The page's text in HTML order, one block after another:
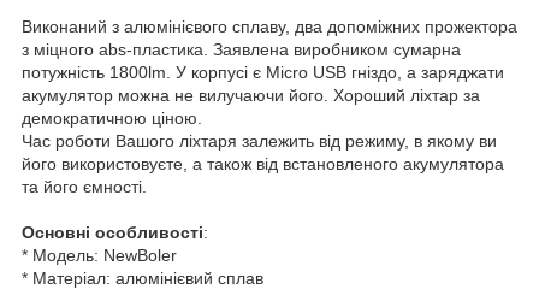
Виконаний з алюмінієвого сплаву, два допоміжних прожектора
з міцного abs-пластика. Заявлена виробником сумарна
потужність 1800lm. У корпусі є Micro USB гніздо, а заряджати
акумулятор можна не вилучаючи його. Хороший ліхтар за
демократичною ціною.
Час роботи Вашого ліхтаря залежить від режиму, в якому ви
його використовуєте, а також від встановленого акумулятора
та його ємності.
Основні особливості:
* Модель: NewBoler
* Матеріал: алюмінієвий сплав